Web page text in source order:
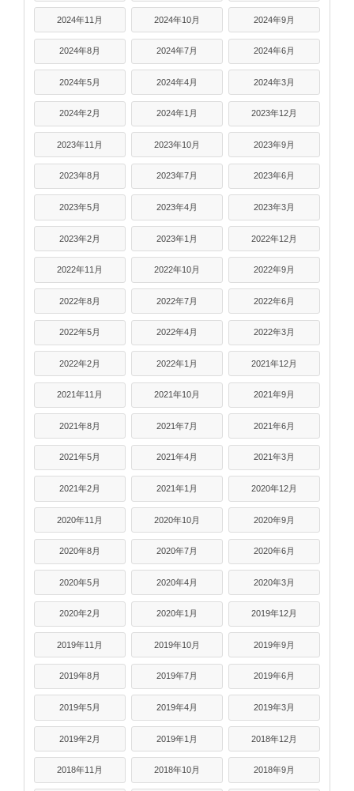
2024年11月 2024年10月 2024年9月
2024年8月 2024年7月 2024年6月
2024年5月 2024年4月 2024年3月
2024年2月 2024年1月 2023年12月
2023年11月 2023年10月 2023年9月
2023年8月 2023年7月 2023年6月
2023年5月 2023年4月 2023年3月
2023年2月 2023年1月 2022年12月
2022年11月 2022年10月 2022年9月
2022年8月 2022年7月 2022年6月
2022年5月 2022年4月 2022年3月
2022年2月 2022年1月 2021年12月
2021年11月 2021年10月 2021年9月
2021年8月 2021年7月 2021年6月
2021年5月 2021年4月 2021年3月
2021年2月 2021年1月 2020年12月
2020年11月 2020年10月 2020年9月
2020年8月 2020年7月 2020年6月
2020年5月 2020年4月 2020年3月
2020年2月 2020年1月 2019年12月
2019年11月 2019年10月 2019年9月
2019年8月 2019年7月 2019年6月
2019年5月 2019年4月 2019年3月
2019年2月 2019年1月 2018年12月
2018年11月 2018年10月 2018年9月